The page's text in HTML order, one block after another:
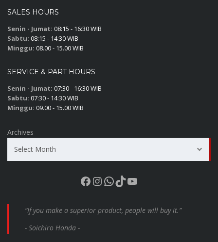
SALES HOURS
Senin - Jumat: 08:15 - 16:30 WIB
Sabtu: 08:15 - 14:30 WIB
Minggu: 08.00 - 15.00 WIB
SERVICE & PART HOURS
Senin - Jumat: 07:30 - 16:30 WIB
Sabtu: 07:30 - 14:30 WIB
Minggu: 09.00 - 15.00 WIB
Archives
Select Month
Facebook
Instagram
WhatsApp
TikTok
YouTube
“If you make a superior product, people will buy it.”
- Soichiro Honda -